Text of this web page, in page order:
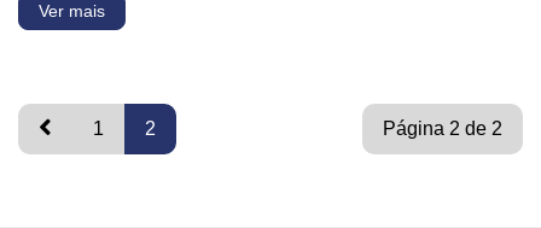
Ver mais
1 2 Página 2 de 2